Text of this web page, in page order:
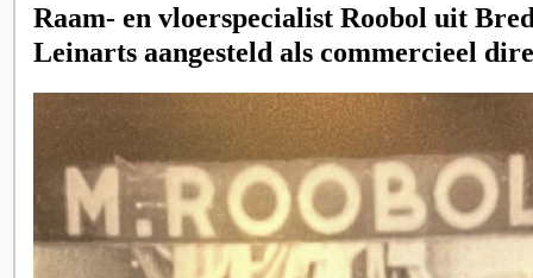
Raam- en vloerspecialist Roobol uit
Leinarts aangesteld als commercieel